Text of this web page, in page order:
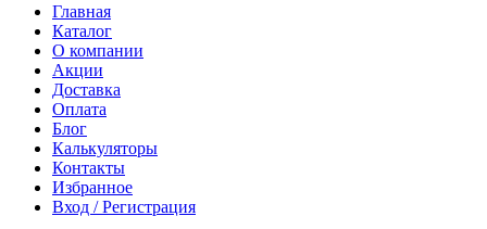
Главная
Каталог
О компании
Акции
Доставка
Оплата
Блог
Калькуляторы
Контакты
Избранное
Вход / Регистрация